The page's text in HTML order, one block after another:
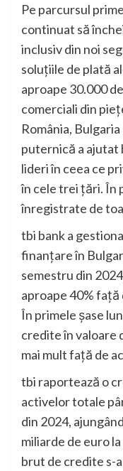
Pe parcursul
continuat să
inclusiv din noi
soluțiile de plată
aproape 30.000
comerciali din
România,
puternică a ajutat
lideri în ceea ce
în cele trei țări. În
înregistrate de
tbi bank a
finanțare în
semestru din
aproape 40% față
În primele șase
credite în valoare
mai mult față de
tbi raportează o
activelor totale
din 2024,
miliarde de euro
brut de credite s-